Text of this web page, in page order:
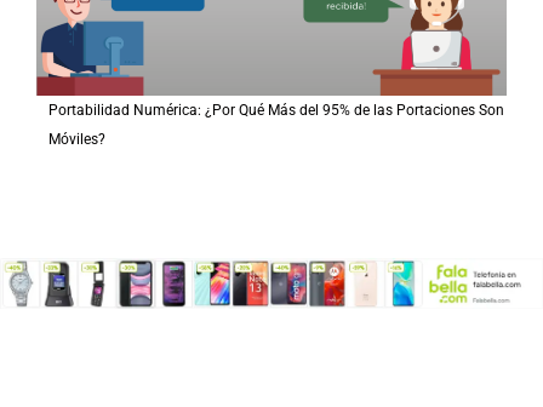
Portabilidad Numérica: ¿Por Qué Más del 95% de las Portaciones Son
Móviles?